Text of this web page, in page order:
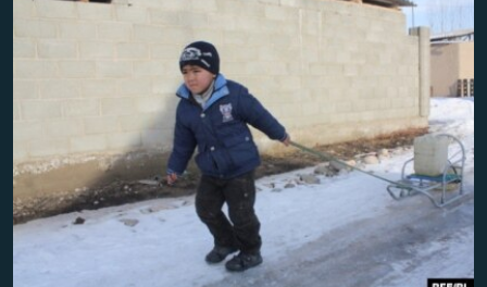
ЫҢГАЙСЫЗ СУРООЛОР
Русский
ЭЕ/АРнун бардык сайттары